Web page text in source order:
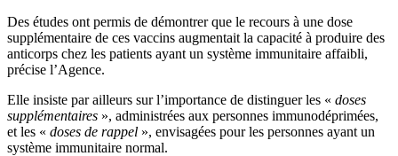
Des études ont permis de démontrer que le recours à une dose
supplémentaire de ces vaccins augmentait la capacité à produire des
anticorps chez les patients ayant un système immunitaire affaibli,
précise l’Agence.
Elle insiste par ailleurs sur l’importance de distinguer les « doses
supplémentaires », administrées aux personnes immunodéprimées,
et les « doses de rappel », envisagées pour les personnes ayant un
système immunitaire normal.